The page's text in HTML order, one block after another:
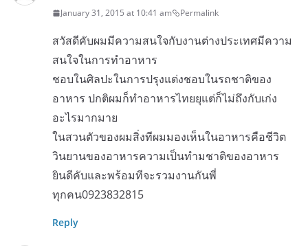
January 31, 2015 at 10:41 am Permalink
สวัสดีคับผมมีความสนใจกับงานต่างประเทศมีความ
สนใจในการทำอาหาร
ชอบในศิลปะในการปรุงแต่งชอบในรถชาติของ
อาหาร ปกติผมก็ทำอาหารไทยยุแต่ก็ไม่ถึงกับเก่ง
อะไรมากมาย
ในสวนตัวของผมสิ่งทีผมมองเห็นในอาหารคือชีวิต
วินยานของอาหารความเป็นทำมชาติของอาหาร
ยินดีคับและพร้อมทีจะรวมงานกันพี่
ทุกคน0923832815
Reply